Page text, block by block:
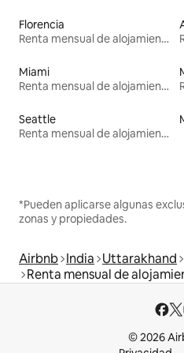
Florencia
Renta mensual de alojamientos
Miami
Renta mensual de alojamientos
Seattle
Renta mensual de alojamientos
*Pueden aplicarse algunas
zonas y propiedades.
Airbnb India Uttarakhand
Renta mensual de
© 2026